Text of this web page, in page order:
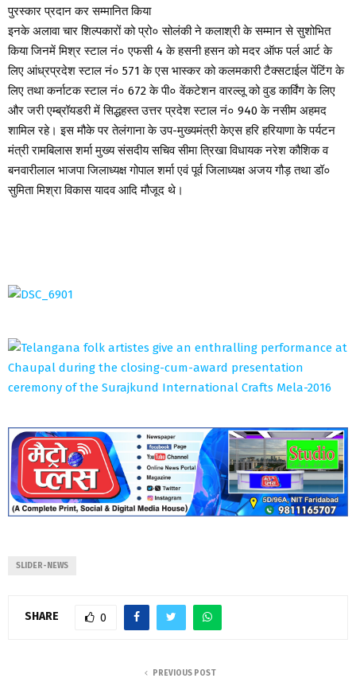
पुरस्कार प्रदान कर सम्मानित किया
इनके अलावा चार शिल्पकारों को प्रो० सोलंकी ने कलाश्री के सम्मान से सुशोभित
किया जिनमें मिश्र स्टाल नं० एफसी 4 के हसनी हसन को मदर ऑफ पर्ल आर्ट के
लिए आंध्रप्रदेश स्टाल नं० 571 के एस भास्कर को कलमकारी टैक्सटाईल पेंटिंग के
लिए तथा कर्नाटक स्टाल नं० 672 के पी० वेंकटेशन वारल्लू को वुड कार्विंग के लिए
और जरी एम्ब्रॉयडरी में सिद्धहस्त उत्तर प्रदेश स्टाल नं० 940 के नसीम अहमद
शामिल रहे। इस मौके पर तेलंगाना के उप-मुख्यमंत्री केएस हरि हरियाणा के पर्यटन
मंत्री रामबिलास शर्मा मुख्य संसदीय सचिव सीमा त्रिखा विधायक नरेश कौशिक व
बनवारीलाल भाजपा जिलाध्यक्ष गोपाल शर्मा एवं पूर्व जिलाध्यक्ष अजय गौड़ तथा डॉ०
सुमिता मिश्रा विकास यादव आदि मौजूद थे।
SLIDER-NEWS
SHARE 0
PREVIOUS POST